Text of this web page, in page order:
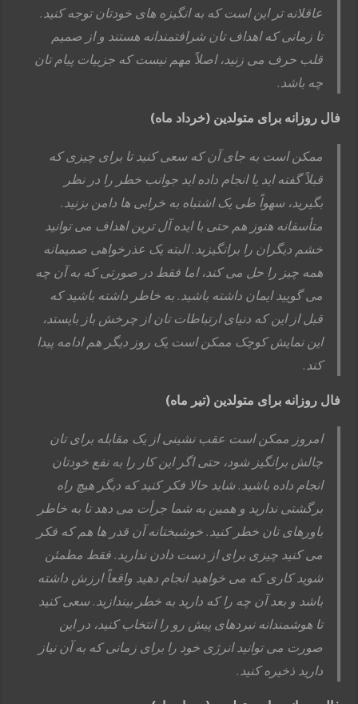
عاقلانه تر این است که به انگیزه های خودتان توجه کنید.
تا زمانی که اهداف تان شرافتمندانه هستند و از صمیم
قلب حرف می زنید، اصلاً مهم نیست که جزییات پیام تان
چه باشد.
فال روزانه برای متولدین (خرداد ماه)
ممکن است به جای آن که سعی کنید تا برای چیزی که
قبلاً گفته اید یا انجام داده اید جوانب خطر را در نظر
بگیرید، سهواً طی یک اشتباه به خرابی ها دامن بزنید.
متأسفانه هنوز هم حتی با ایده آل ترین اهداف می توانید
خشم دیگران را برانگیزید. البته یک عذرخواهی صمیمانه
همه چیز را حل می کند، اما فقط در صورتی که به آن چه
می گویید ایمان داشته باشید. به خاطر داشته باشید که
قبل از این که دنیای ارتباطات تان از چرخش باز بایستد،
این نمایش کوچک ممکن است یک روز دیگر هم ادامه پیدا
کند.
فال روزانه برای متولدین (تیر ماه)
امروز ممکن است عقب نشینی از یک مقابله برای تان
چالش برانگیز شود، حتی اگر این کار را به نفع خودتان
انجام داده باشید. شاید حالا فکر کنید که دیگر هیچ راه
برگشتی ندارید و همین به شما جرأت می دهد تا به خاطر
باورهای تان خطر کنید. خوشبختانه آن قدر ها هم که فکر
می کنید چیزی برای از دست دادن ندارید. فقط مطمئن
شوید کاری که می خواهید انجام دهید واقعاً ارزش داشته
باشد و بعد آن چه را که دارید به خطر بیندازید. سعی کنید
تا هوشمندانه نبردهای پیش رو را انتخاب کنید، در این
صورت می توانید انرژی خود را برای زمانی که به آن نیاز
دارید ذخیره کنید.